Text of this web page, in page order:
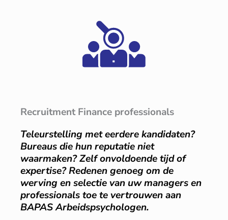
Recruitment Finance professionals
Teleurstelling met eerdere kandidaten?
Bureaus die hun reputatie niet
waarmaken? Zelf onvoldoende tijd of
expertise? Redenen genoeg om de
werving en selectie van uw managers en
professionals toe te vertrouwen aan
BAPAS Arbeidspsychologen.